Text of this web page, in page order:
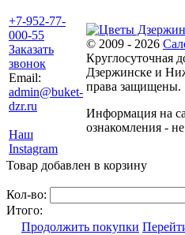
+7-952-77-
000-55
Заказать
звонок
Email:
admin@buket-
dzr.ru
Наш
Instagram
© 2009 - 2026
Круглосуточная
Дзержинске и
права защищены.
Информация на
ознакомления -
Товар добавлен в корзину
Кол-во:
Итого:
Продолжить покупки